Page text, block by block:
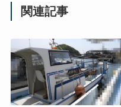
関連記事